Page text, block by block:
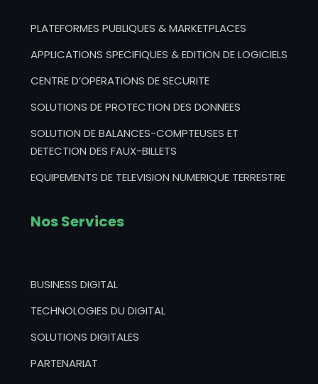
PLATEFORMES PUBLIQUES & MARKETPLACES
APPLICATIONS SPECIFIQUES & EDITION DE LOGICIELS
CENTRE D’OPERATIONS DE SECURITE
SOLUTIONS DE PROTECTION DES DONNEES
SOLUTION DE BALANCES-COMPTEUSES ET
DETECTION DES FAUX-BILLETS
EQUIPEMENTS DE TELEVISION NUMERIQUE TERRESTRE
Nos Services
BUSINESS DIGITAL
TECHNOLOGIES DU DIGITAL
SOLUTIONS DIGITALES
PARTENARIAT